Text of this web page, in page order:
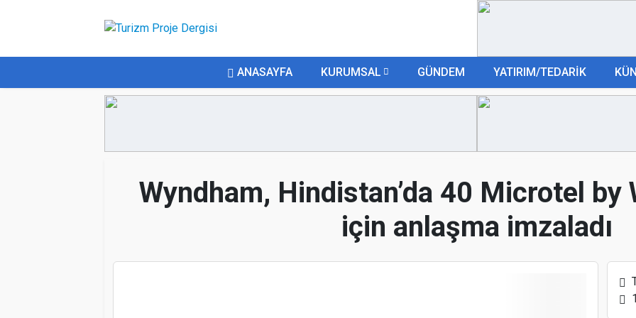
ANASAYFA KURUMSAL GÜNDEM YATIRIM/TEDARİK
Wyndham, Hindistan’da 40 Microtel by
için anlaşma imzaladı